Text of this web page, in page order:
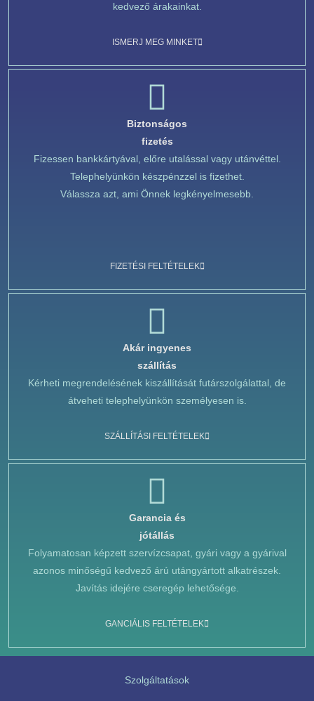
kedvező árakainkat.
ISMERJ MEG MINKET
Biztonságos
fizetés
Fizessen bankkártyával, előre utalással vagy utánvéttel.
Telephelyünkön készpénzzel is fizethet.
Válassza azt, ami Önnek legkényelmesebb.
FIZETÉSI FELTÉTELEK
Akár ingyenes
szállítás
Kérheti megrendelésének kiszállítását futárszolgálattal, de
átveheti telephelyünkön személyesen is.
SZÁLLÍTÁSI FELTÉTELEK
Garancia és
jótállás
Folyamatosan képzett szervízcsapat, gyári vagy a gyárival
azonos minőségű kedvező árú utángyártott alkatrészek.
Javítás idejére cseregép lehetősége.
GANCIÁLIS FELTÉTELEK
Szolgáltatások